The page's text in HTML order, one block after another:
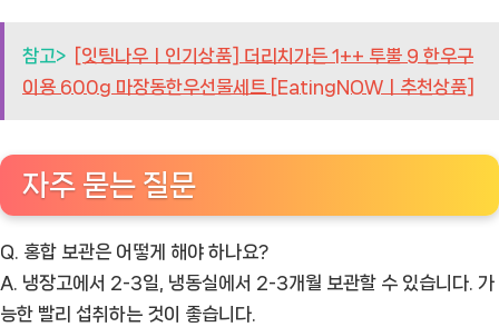
참고> [잇팅나우ㅣ인기상품] 더리치가든 1++ 투뿔 9 한우구
이용 600g 마장동한우선물세트 [EatingNOWㅣ추천상품]
자주 묻는 질문
Q. 홍합 보관은 어떻게 해야 하나요?
A. 냉장고에서 2-3일, 냉동실에서 2-3개월 보관할 수 있습니다. 가
능한 빨리 섭취하는 것이 좋습니다.